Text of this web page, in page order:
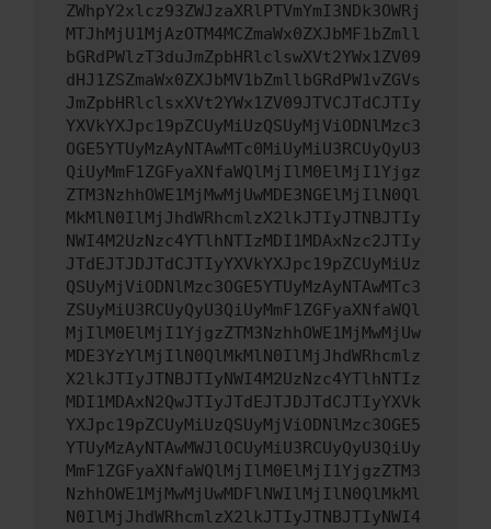
ZWhpY2xlcz93ZWJzaXRlPTVmYmI3NDk3OWRj
MTJhMjU1MjAzOTM4MCZmaWx0ZXJbMF1bZmll
bGRdPWlzT3duJmZpbHRlclswXVt2YWx1ZV09
dHJ1ZSZmaWx0ZXJbMV1bZmllbGRdPW1vZGVs
JmZpbHRlclsxXVt2YWx1ZV09JTVCJTdCJTIy
YXVkYXJpc19pZCUyMiUzQSUyMjViODNlMzc3
OGE5YTUyMzAyNTAwMTc0MiUyMiU3RCUyQyU3
QiUyMmF1ZGFyaXNfaWQlMjIlM0ElMjI1Yjgz
ZTM3NzhhOWE1MjMwMjUwMDE3NGElMjIlN0Ql
MkMlN0IlMjJhdWRhcmlzX2lkJTIyJTNBJTIy
NWI4M2UzNzc4YTlhNTIzMDI1MDAxNzc2JTIy
JTdEJTJDJTdCJTIyYXVkYXJpc19pZCUyMiUz
QSUyMjViODNlMzc3OGE5YTUyMzAyNTAwMTc3
ZSUyMiU3RCUyQyU3QiUyMmF1ZGFyaXNfaWQl
MjIlM0ElMjI1YjgzZTM3NzhhOWE1MjMwMjUw
MDE3YzYlMjIlN0QlMkMlN0IlMjJhdWRhcmlz
X2lkJTIyJTNBJTIyNWI4M2UzNzc4YTlhNTIz
MDI1MDAxN2QwJTIyJTdEJTJDJTdCJTIyYXVk
YXJpc19pZCUyMiUzQSUyMjViODNlMzc3OGE5
YTUyMzAyNTAwMWJlOCUyMiU3RCUyQyU3QiUy
MmF1ZGFyaXNfaWQlMjIlM0ElMjI1YjgzZTM3
NzhhOWE1MjMwMjUwMDFlNWIlMjIlN0QlMkMl
N0IlMjJhdWRhcmlzX2lkJTIyJTNBJTIyNWI4